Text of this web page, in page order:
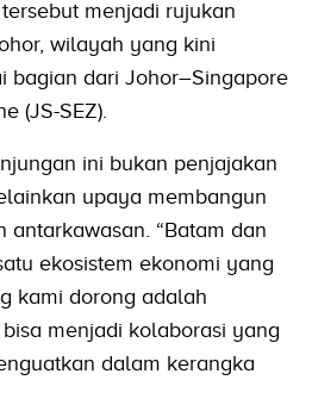
menjadi rujukan
wilayah yang kini
bagian dari Johor–Singapore
(JS-SEZ).
ini bukan penjajakan
upaya membangun
antarkawasan. “Batam dan
ekosistem ekonomi yang
kami dorong adalah
menjadi kolaborasi yang
dalam kerangka